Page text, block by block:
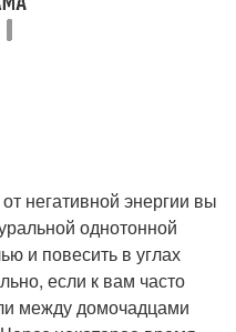
негативной энергии вы
однотонной
и повесить в углах
если к вам часто
между домочадцами